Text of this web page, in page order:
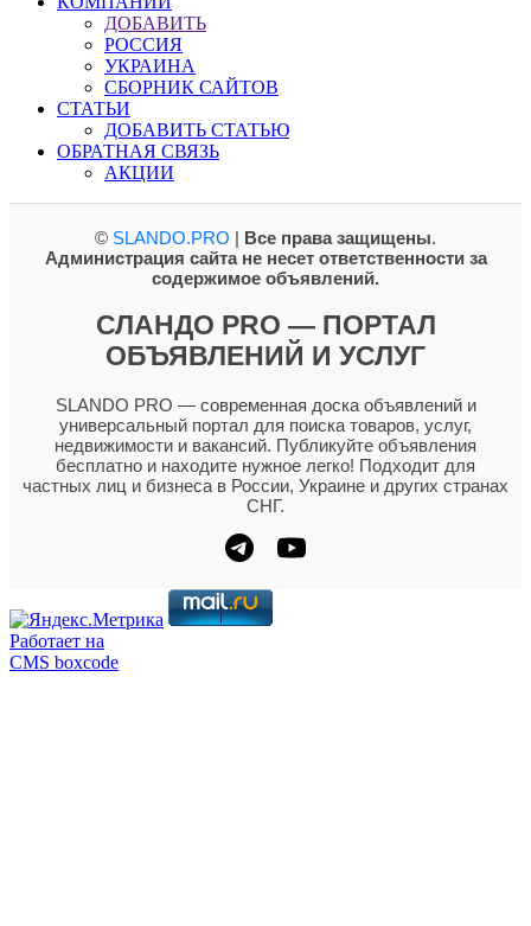
ДОБАВИТЬ
РОССИЯ
УКРАИНА
СБОРНИК САЙТОВ
СТАТЬИ
ДОБАВИТЬ СТАТЬЮ
ОБРАТНАЯ СВЯЗЬ
АКЦИИ
© SLANDO.PRO | Все права защищены.
Администрация сайта не несет ответственности за
содержимое объявлений.
СЛАНДО PRO — ПОРТАЛ
ОБЪЯВЛЕНИЙ И УСЛУГ
SLANDO PRO — современная доска объявлений и
универсальный портал для поиска товаров, услуг,
недвижимости и вакансий. Публикуйте объявления
бесплатно и находите нужное легко! Подходит для
частных лиц и бизнеса в России, Украине и других странах
СНГ.
Работает на
CMS boxcode